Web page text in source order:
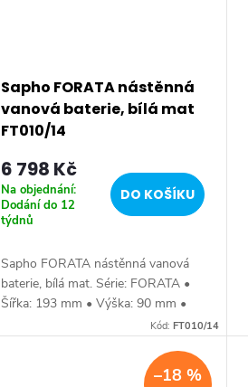
Sapho FORATA nástěnná
vanová baterie, bílá mat
FT010/14
6 798 Kč
Na objednání:
Dodání do 12
týdnů
DO KOŠÍKU
Sapho FORATA nástěnná vanová
baterie, bílá mat. Série: FORATA •
Šířka: 193 mm • Výška: 90 mm •
Hloubka: 166 mm • Barva: Bílá mat
Kód:FT010/14
–18 %